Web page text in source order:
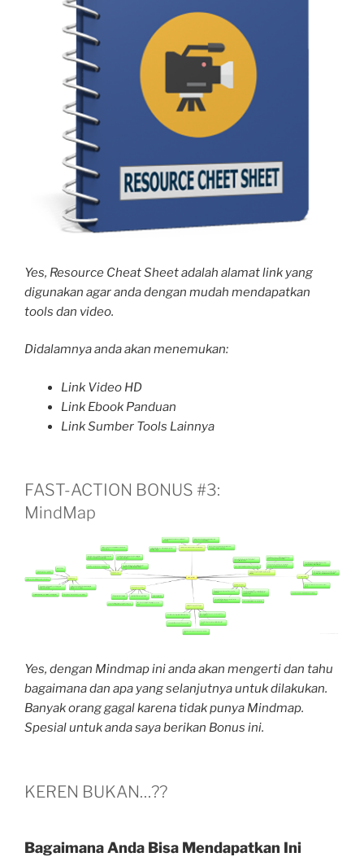
Yes, Resource Cheat Sheet adalah alamat link yang
digunakan agar anda dengan mudah mendapatkan
tools dan video.
Didalamnya anda akan menemukan:
Link Video HD
Link Ebook Panduan
Link Sumber Tools Lainnya
FAST-ACTION BONUS #3:
MindMap
Yes, dengan Mindmap ini anda akan mengerti dan tahu
bagaimana dan apa yang selanjutnya untuk dilakukan.
Banyak orang gagal karena tidak punya Mindmap.
Spesial untuk anda saya berikan Bonus ini.
KEREN BUKAN…??
Bagaimana Anda Bisa Mendapatkan Ini